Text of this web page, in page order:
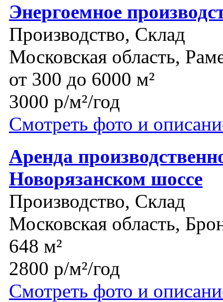
Энергоемное
Производство, Склад
Московская область,
от 300 до 6000 м²
3000 р/м²/год
Смотреть фото и
Аренда
Новорязанском шоссе
Производство, Склад
Московская область,
648 м²
2800 р/м²/год
Смотреть фото и